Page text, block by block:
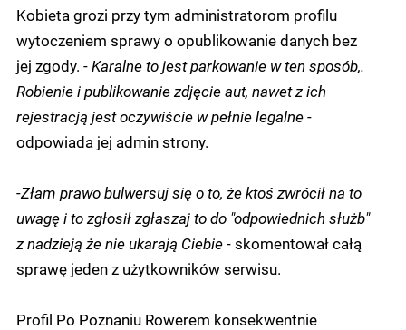
Kobieta grozi przy tym administratorom profilu
wytoczeniem sprawy o opublikowanie danych bez
jej zgody. -Karalne to jest parkowanie w ten sposób,.
Robienie i publikowanie zdjęcie aut, nawet z ich
rejestracją jest oczywiście w pełnie legalne-
odpowiada jej admin strony.
-Złam prawobulwersuj się o to, że ktoś zwrócił na to
uwagę i to zgłosiłzgłaszaj to do "odpowiednich służb"
z nadzieją że nie ukarają Ciebie-skomentował całą
sprawę jeden z użytkowników serwisu.
Profil Po Poznaniu Rowerem konsekwentnie